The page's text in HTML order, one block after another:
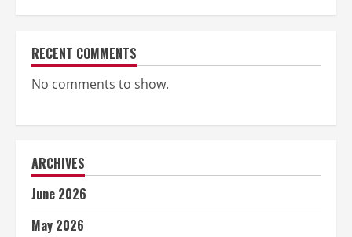
RECENT COMMENTS
No comments to show.
ARCHIVES
June 2026
May 2026